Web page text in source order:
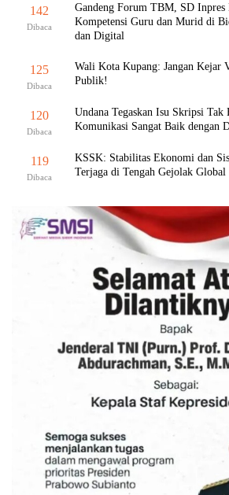
142
Dibaca
Gandeng Forum TBM, SD Inpres
Kompetensi Guru dan Murid di
dan Digital
125
Dibaca
Wali Kota Kupang: Jangan Kejar
Publik!
120
Dibaca
Undana Tegaskan Isu Skripsi Tak
Komunikasi Sangat Baik dengan
119
Dibaca
KSSK: Stabilitas Ekonomi dan
Terjaga di Tengah Gejolak Global